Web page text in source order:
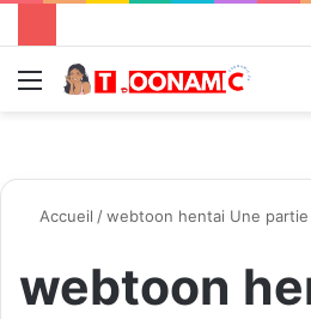
Menu
Accueil /webtoon hentai Une partie
webtoon